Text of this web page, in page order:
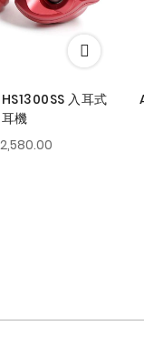
入耳式
耳機